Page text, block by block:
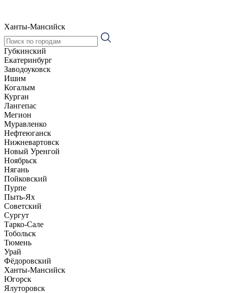
Ханты-Мансийск
Губкинский
Екатеринбург
Заводоуковск
Ишим
Когалым
Курган
Лангепас
Мегион
Муравленко
Нефтеюганск
Нижневартовск
Новый Уренгой
Ноябрьск
Нягань
Пойковский
Пурпе
Пыть-Ях
Советский
Сургут
Тарко-Сале
Тобольск
Тюмень
Урай
Фёдоровский
Ханты-Мансийск
Югорск
Ялуторовск